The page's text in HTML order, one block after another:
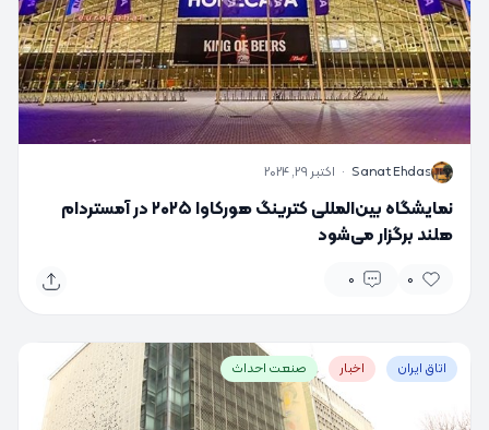
S
Sanat Ehdas
· اکتبر 29, 2024
نمایشگاه بین‌المللی کترینگ هورکاوا ۲۰۲۵ در آمستردام
هلند برگزار می‌شود
0
0
اتاق ایران اخبار صنعت احداث